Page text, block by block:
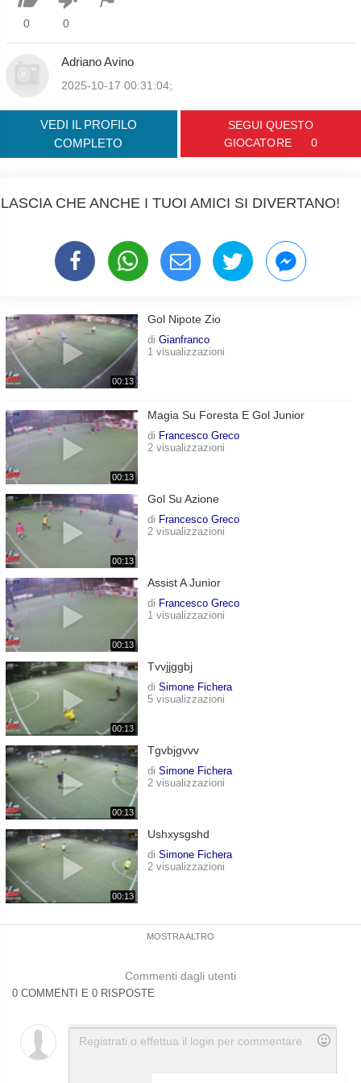
0 0
Adriano Avino
2025-10-17 00:31:04;
VEDI IL PROFILO
COMPLETO
SEGUI QUESTO
GIOCATORE
0
LASCIA CHE ANCHE I TUOI AMICI SI DIVERTANO!
00:13
Gol Nipote Zio
di Gianfranco
1 visualizzazioni
00:13
Magia Su Foresta E Gol Junior
di Francesco Greco
2 visualizzazioni
00:13
Gol Su Azione
di Francesco Greco
2 visualizzazioni
00:13
Assist A Junior
di Francesco Greco
1 visualizzazioni
00:13
Tvvjjggbj
di Simone Fichera
5 visualizzazioni
00:13
Tgvbjgvvv
di Simone Fichera
2 visualizzazioni
00:13
Ushxysgshd
di Simone Fichera
2 visualizzazioni
MOSTRA ALTRO
Commenti dagli utenti
0 COMMENTI E 0 RISPOSTE